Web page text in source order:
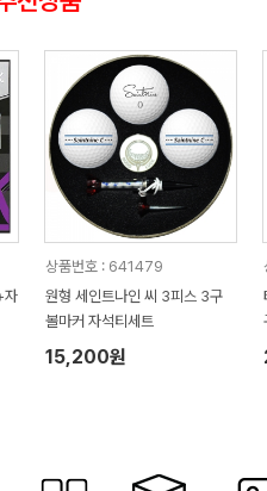
자
상품번호 : 641479
원형 세인트나인 씨 3피스 3구
볼마커 자석티세트
15,200원